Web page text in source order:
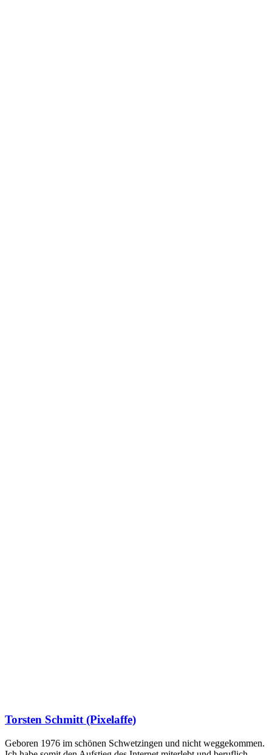
Torsten Schmitt (Pixelaffe)
Geboren 1976 im schönen Schwetzingen und nicht weggekommen.